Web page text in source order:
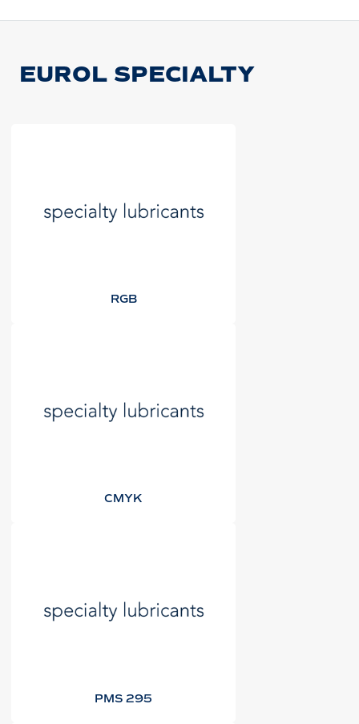
EUROL SPECIALTY
RGB
CMYK
PMS 295